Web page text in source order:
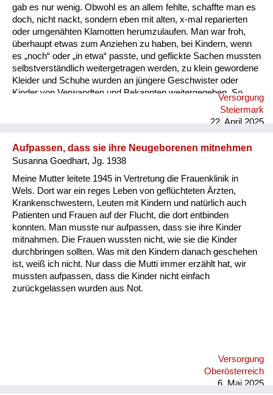
gab es nur wenig. Obwohl es an allem fehlte, schaffte man es
doch, nicht nackt, sondern eben mit alten, x-mal reparierten
oder umgenähten Klamotten herumzulaufen. Man war froh,
überhaupt etwas zum Anziehen zu haben, bei Kindern, wenn
es „noch“ oder „in etwa“ passte, und geflickte Sachen mussten
selbstverständlich weitergetragen werden, zu klein gewordene
Kleider und Schuhe wurden an jüngere Geschwister oder
Kinder von Verwandten und Bekannten weitergegeben. So
„erbte“ mein jüngerer Bruder manches von mir, und ich
gefiel, war undenkbar. Auch im Winter trug ich als Bub dieselbe
kurze Lederhose wie im Sommer und dazu lange Strümpfe,
die von einem „Strumpfbandhalter“ festgehalten wurd...
Versorgung
Steiermark
22. April 2025
Aufpassen, dass sie ihre Neugeborenen mitnehmen
Susanna Goedhart, Jg. 1938
Meine Mutter leitete 1945 in Vertretung die Frauenklinik in
Wels. Dort war ein reges Leben von geflüchteten Ärzten,
Krankenschwestern, Leuten mit Kindern und natürlich auch
Patienten und Frauen auf der Flucht, die dort entbinden
konnten. Man musste nur aufpassen, dass sie ihre Kinder
mitnahmen. Die Frauen wussten nicht, wie sie die Kinder
durchbringen sollten. Was mit den Kindern danach geschehen
ist, weiß ich nicht. Nur dass die Mutti immer erzählt hat, wir
mussten aufpassen, dass die Kinder nicht einfach
zurückgelassen wurden aus Not.
Versorgung
Oberösterreich
6. Mai 2025